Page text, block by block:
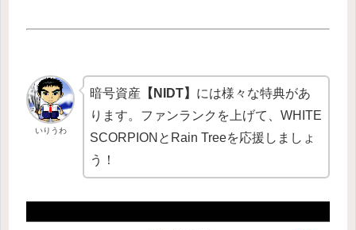
いりうわ
暗号資産 【NIDT】 には様々な特典があ
ります。ファンランクを上げて、WHITE
SCORPIONとRain Treeを応援しましょ
う！